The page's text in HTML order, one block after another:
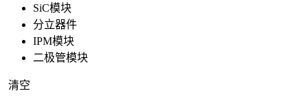
SiC模块
分立器件
IPM模块
二极管模块
清空